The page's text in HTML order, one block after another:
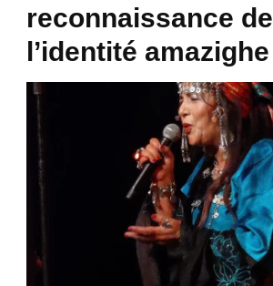
reconnaissance de
l’identité amazighe